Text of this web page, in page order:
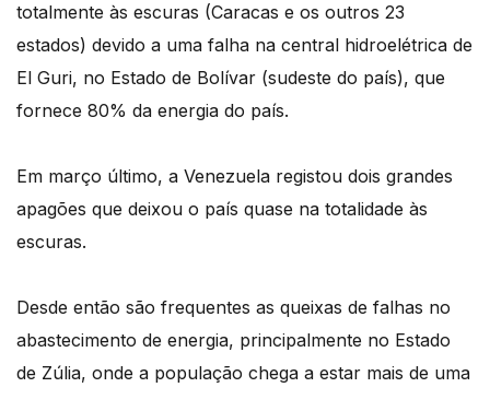
totalmente às escuras (Caracas e os outros 23
estados) devido a uma falha na central hidroelétrica de
El Guri, no Estado de Bolívar (sudeste do país), que
fornece 80% da energia do país.
Em março último, a Venezuela registou dois grandes
apagões que deixou o país quase na totalidade às
escuras.
Desde então são frequentes as queixas de falhas no
abastecimento de energia, principalmente no Estado
de Zúlia, onde a população chega a estar mais de uma